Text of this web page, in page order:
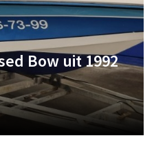
Bow uit 1992